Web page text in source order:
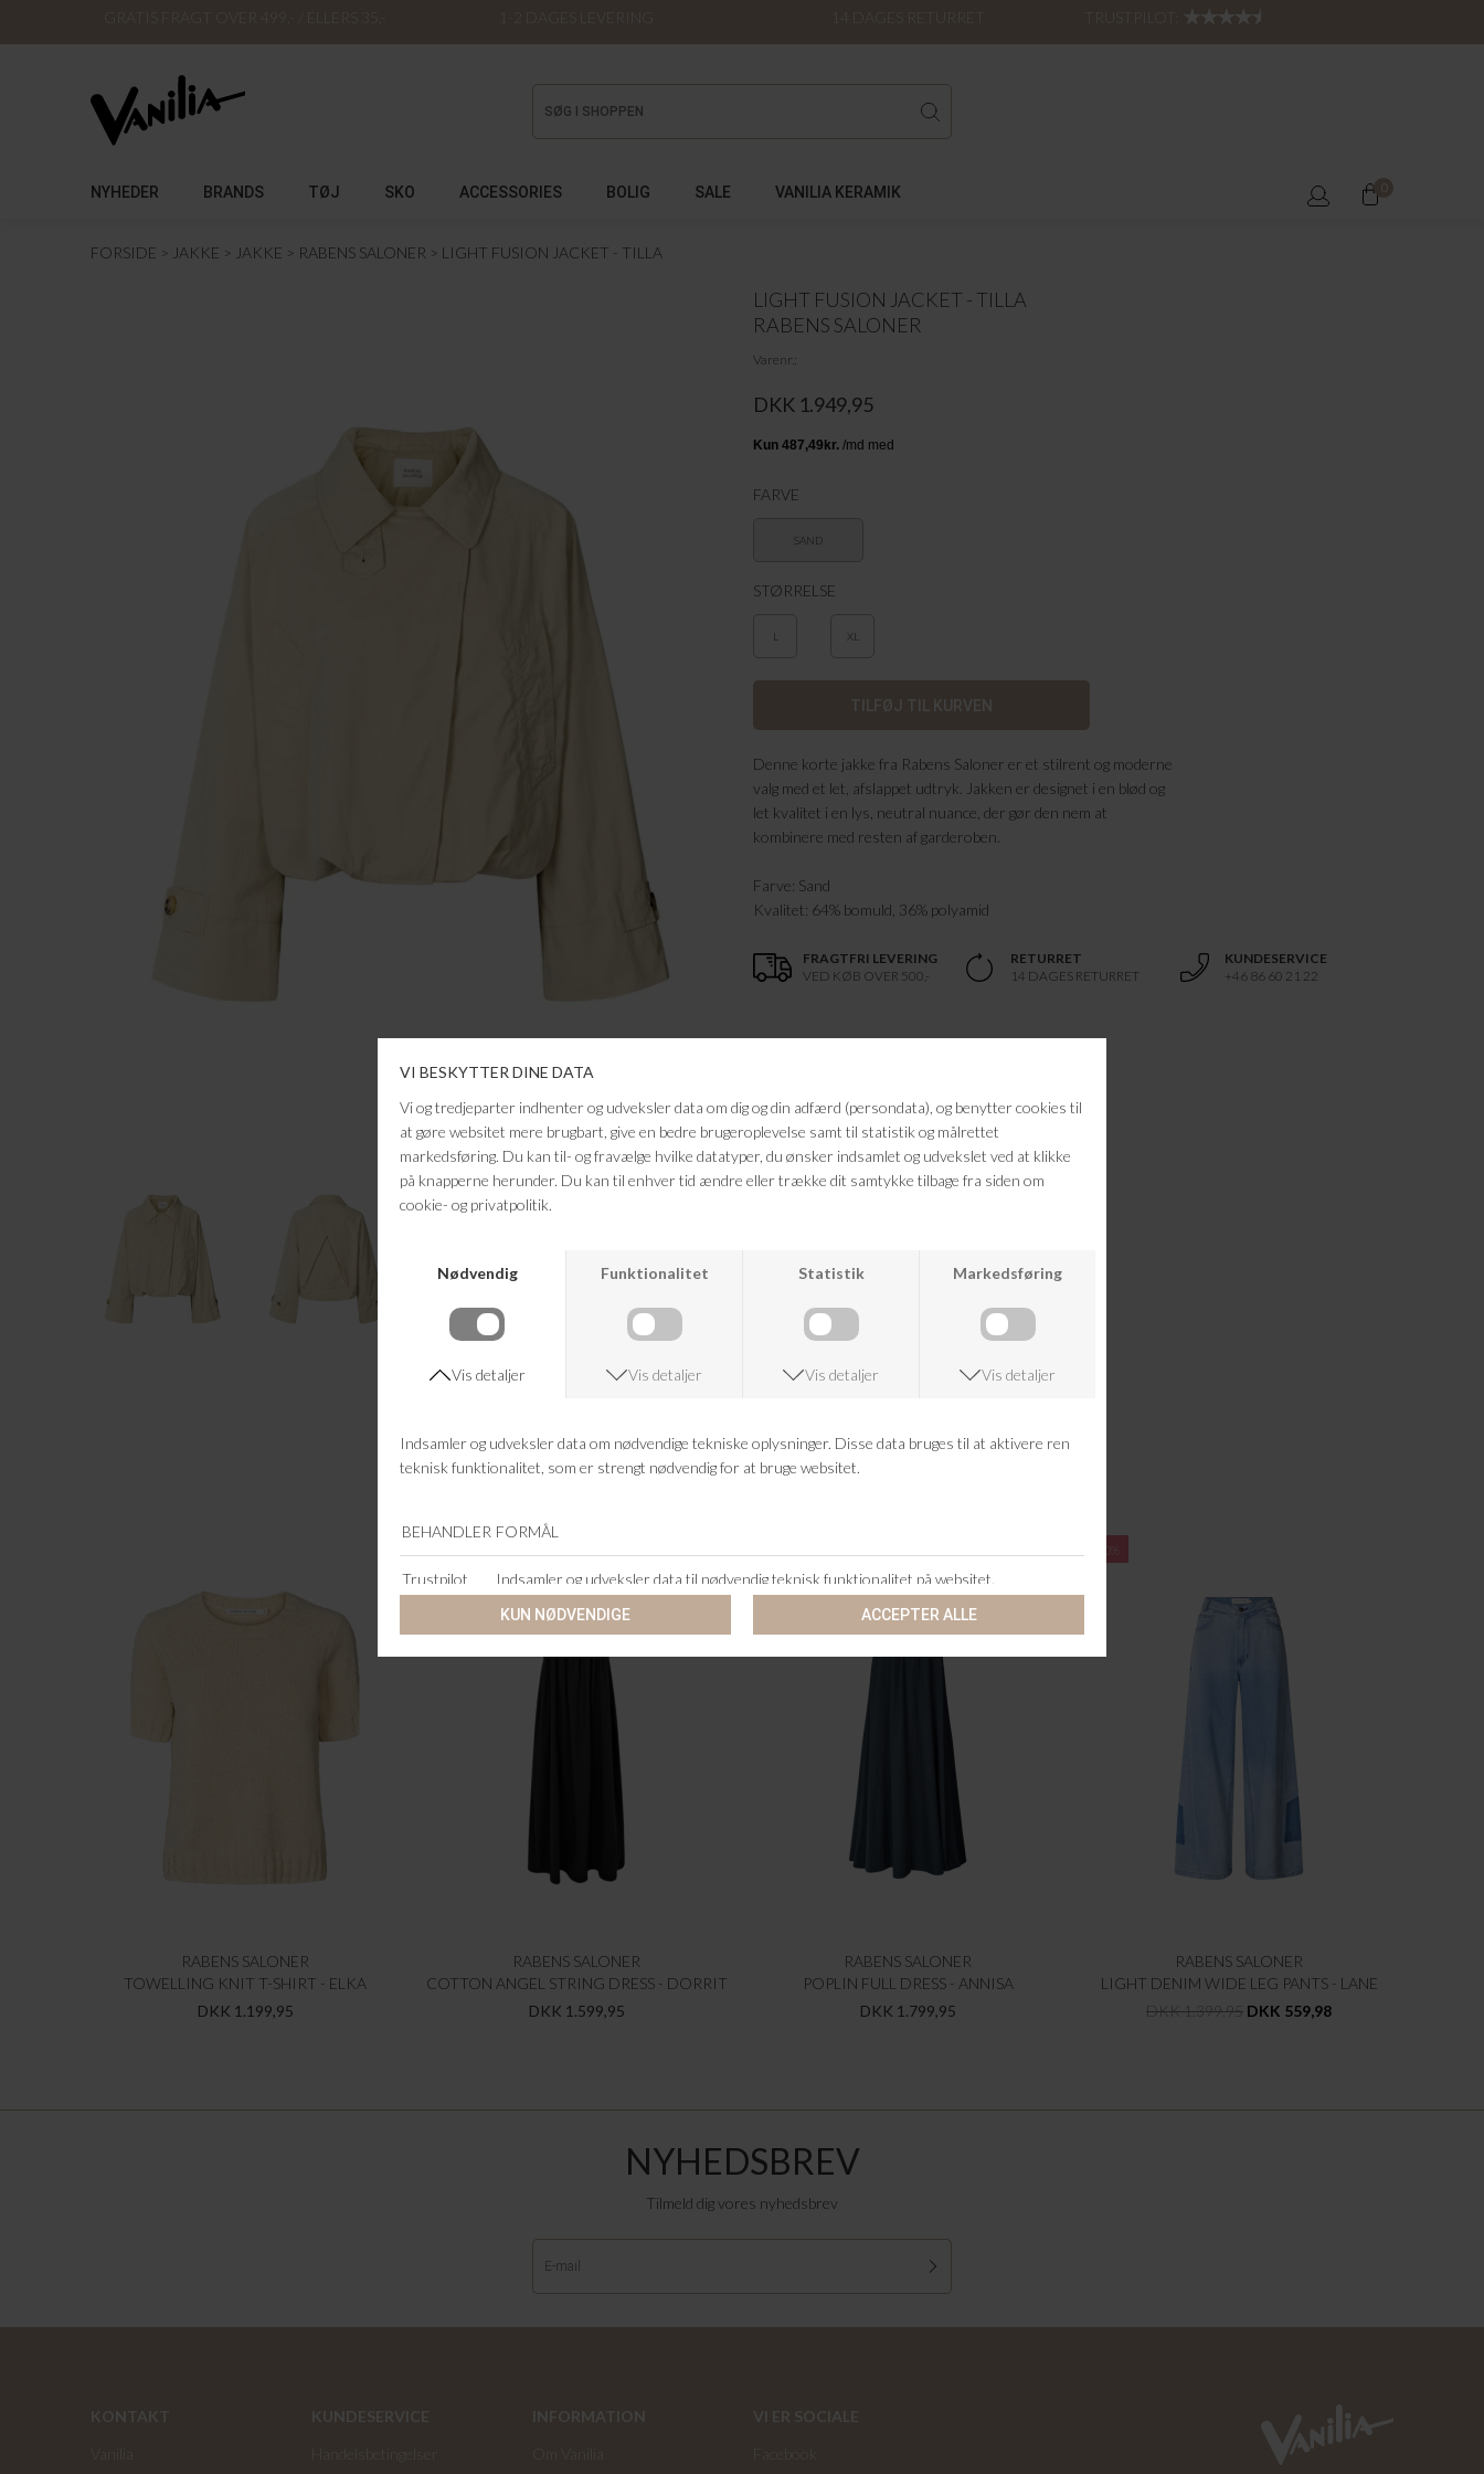
GRATIS FRAGT OVER 499,- / ELLERS 35,- 1-2 DAGES LEVERING 14 DAGES RETURRET
NYHEDER BRANDS TØJ SKO ACCESSORIES BOLIG SALE VANILIA KERAMIK 0
FORSIDE JAKKE JAKKE RABENS SALONER LIGHT FUSION JACKET - TILLA
LIGHT FUSION JACKET - TILLA
RABENS SALONER
Varenr.
DKK 1.949,95
FARVE
SAND
STØRRELSE
L XL
Denne korte jakke fra Rabens Saloner er et stilrent og moderne
valg med et let, afslappet udtryk. Jakken er designet i en blød og
let kvalitet i en lys, neutral nuance, der gør den nem at
kombinere med resten af garderoben.
Farve: Sand
Kvalitet: 64% bomuld, 36% polyamid
FRAGTFRI LEVERING
VED KØB OVER 500,-
RETURRET
14 DAGES RETURRET
KUNDESERVICE
+46 86 60 21 22
ANDRE KØBTE OGSÅ
RABENS SALONER
TOWELLING KNIT T-SHIRT - ELKA
DKK 1.199,95
RABENS SALONER
COTTON ANGEL STRING DRESS - DORRIT
DKK 1.599,95
RABENS SALONER
POPLIN FULL DRESS - ANNISA
DKK 1.799,95
RABENS SALONER
LIGHT DENIM WIDE LEG PANTS - LANE
DKK 1.399,95 DKK 559,98
NYHEDSBREV
Tilmeld dig vores nyhedsbrev
KONTAKT
KUNDESERVICE
INFORMATION
VI ER SOCIALE